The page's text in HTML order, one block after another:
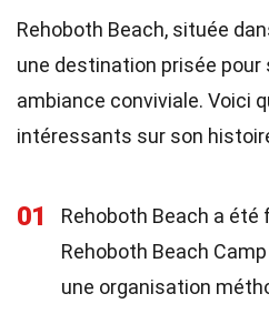
Rehoboth Beach, située
une destination prisée pour
ambiance conviviale. Voici
intéressants sur son
01
Rehoboth Beach a été
Rehoboth Beach
une organisation